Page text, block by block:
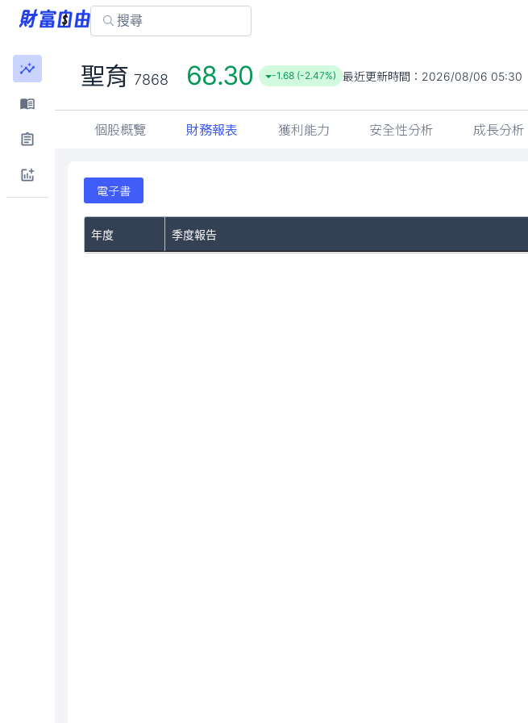
聖育 7868 68.30 -1.68 (-2.47%) 最近更新時間： 2026/08/06 05:30
個股概覽 財務報表 獲利能力 安全性分析 成長分析
電子書
年度 季度報告